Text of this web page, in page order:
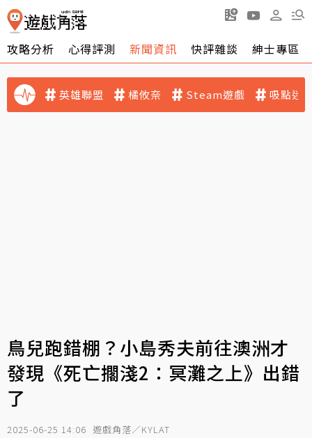
攻略分析 心得評測 新聞資訊 快評雜談 紳士專區
英雄聯盟 橘攸奈 Steam遊戲 吸點迷
鳥兒跑錯棚？小島秀夫前往澳洲才
發現《死亡擱淺2：冥灘之上》出錯
了
2025-06-25 14:06 遊戲角落／KYLAT